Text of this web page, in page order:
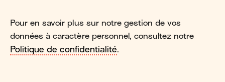
Pour en savoir plus sur notre gestion de vos
données à caractère personnel, consultez notre
Politique de confidentialité.